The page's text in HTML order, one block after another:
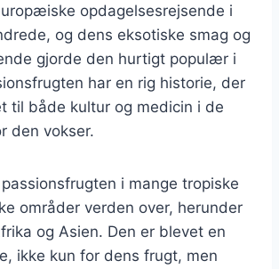
opdagelsesrejsende i
og dens eksotiske smag og
gjorde den hurtigt populær i
har en rig historie, der
til både kultur og medicin i de
den vokser.
i mange tropiske
områder verden over, herunder
og Asien. Den er blevet en
ikke kun for dens frugt, men